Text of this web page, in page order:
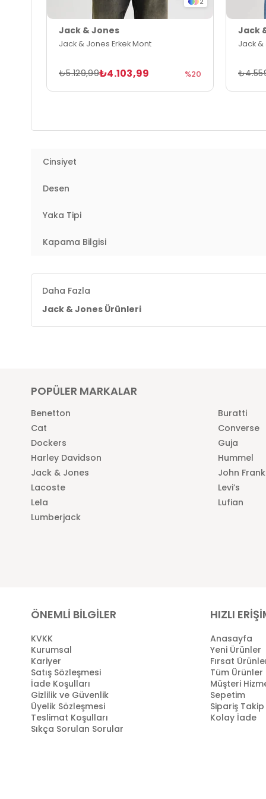
Jack & Jones
Jack & Jones Erkek Mont
₺4.103,99
₺5.129,99 %20
Jack
Jack &
Cinsiyet
Desen
Yaka Tipi
Kapama Bilgisi
Daha Fazla
Jack & Jones Ürünleri
POPÜLER MARKALAR
Benetton
Buratti
Cat
Converse
Dockers
Guja
Harley Davidson
Hummel
Jack & Jones
John Frank
Lacoste
Levi’s
Lela
Lufian
Lumberjack
ÖNEMLİ BİLGİLER
KVKK
Kurumsal
Kariyer
Satış Sözleşmesi
İade Koşulları
Gizlilik ve Güvenlik
Üyelik Sözleşmesi
Teslimat Koşulları
Sıkça Sorulan Sorular
HIZLI
Anasayfa
Yeni Ürünler
Fırsat
Tüm Ürünler
Müşteri
Sepetim
Sipariş Takip
Kolay İade